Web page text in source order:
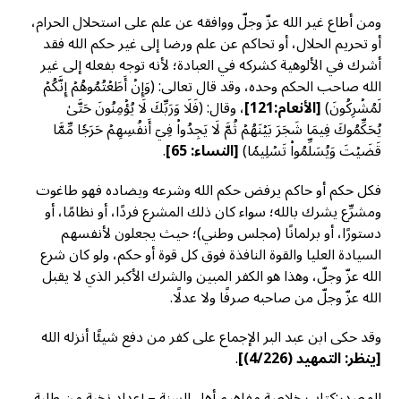
ومن أطاع غير الله عزّ وجلّ ووافقه عن علم على استحلال الحرام،
أو تحريم الحلال، أو تحاكم عن علم ورضا إلى غير حكم الله فقد
أشرك في الألوهية كشركه في العبادة؛ لأنه توجه بفعله إلى غير
الله صاحب الحكم وحده، وقد قال تعالى: (وَإِنۡ أَطَعۡتُمُوهُمۡ إِنَّكُمۡ
لَمُشۡرِكُونَ)[الأنعام:121] ، وقال: (فَلَا وَرَبِّكَ لَا يُؤۡمِنُونَ حَتَّىٰ
يُحَكِّمُوكَ فِيمَا شَجَرَ بَيۡنَهُمۡ ثُمَّ لَا يَجِدُواْ فِيٓ أَنفُسِهِمۡ حَرَجٗا مِّمَّا
قَضَيۡتَ وَيُسَلِّمُواْ تَسۡلِيمٗا)[النساء: 65]
.
فكل حكم أو حاكم يرفض حكم الله وشرعه ويضاده فهو طاغوت
ومشرِّع يشرك بالله؛ سواء كان ذلك المشرع فردًا، أو نظامًا، أو
دستورًا، أو برلمانًا (مجلس وطني)؛ حيث يجعلون لأنفسهم
السيادة العليا والقوة النافذة فوق كل قوة أو حكم، ولو كان شرع
الله عزّ وجلّ، وهذا هو الكفر المبين والشرك الأكبر الذي لا يقبل
الله عزّ وجلّ من صاحبه صرفًا ولا عدلًا.
وقد حكى ابن عبد البر الإجماع على كفر من دفع شيئًا أنزله الله
[ينظر: التمهيد (4/226)]
.